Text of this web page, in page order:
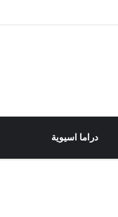
دراما اسيوية